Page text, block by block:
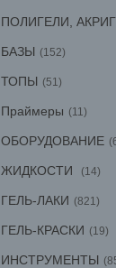
ПОЛИГЕЛИ,
БАЗЫ 152
ТОПЫ 51
Праймеры 11
ОБОРУДОВАНИЕ
ЖИДКОСТИ 14
ГЕЛЬ-ЛАКИ 821
ГЕЛЬ-КРАСКИ 19
ИНСТРУМЕНТЫ